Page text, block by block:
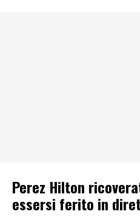
Perez Hilton
essersi ferito in